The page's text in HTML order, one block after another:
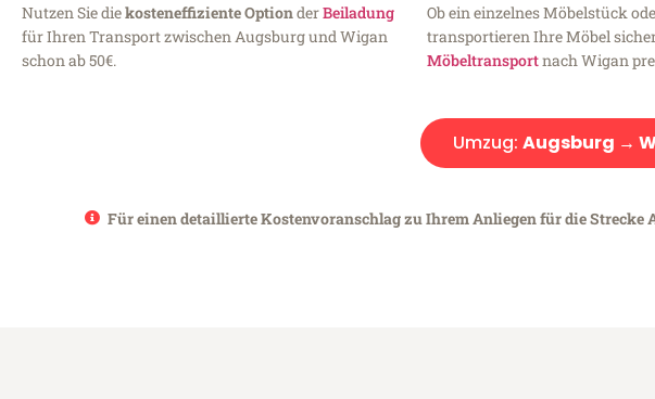
Nutzen Sie diekosteneffiziente OptionderBeiladung
für Ihren Transport zwischen Augsburg und Wigan
schon ab 50€.
Ob ein einzelnes Möbelstück
transportieren Ihre Möbel
Möbeltransportnach Wigan
Umzug: Augsburg →
Für einen detaillierte Kostenvoranschlag zu Ihrem Anliegen für die